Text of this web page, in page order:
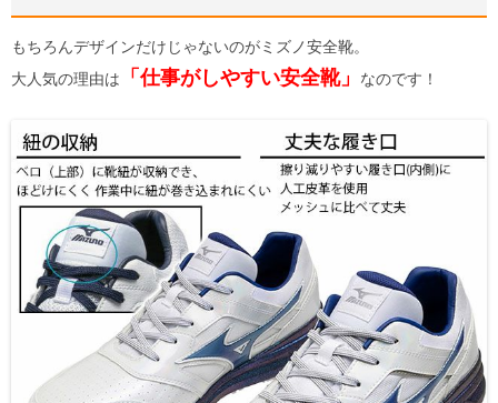
もちろんデザインだけじゃないのがミズノ安全靴。
大人気の理由は 「仕事がしやすい安全靴」 なのです！